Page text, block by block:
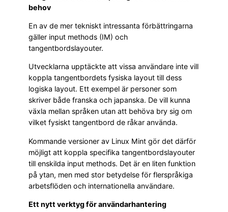
behov
En av de mer tekniskt intressanta förbättringarna
gäller input methods (IM) och
tangentbordslayouter.
Utvecklarna upptäckte att vissa användare inte vill
koppla tangentbordets fysiska layout till dess
logiska layout. Ett exempel är personer som
skriver både franska och japanska. De vill kunna
växla mellan språken utan att behöva bry sig om
vilket fysiskt tangentbord de råkar använda.
Kommande versioner av Linux Mint gör det därför
möjligt att koppla specifika tangentbordslayouter
till enskilda input methods. Det är en liten funktion
på ytan, men med stor betydelse för flerspråkiga
arbetsflöden och internationella användare.
Ett nytt verktyg för användarhantering